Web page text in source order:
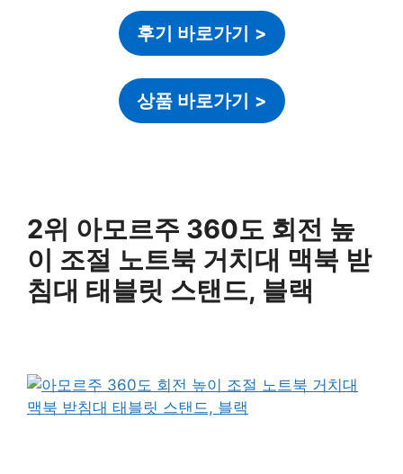
후기 바로가기 >
상품 바로가기 >
2위 아모르주 360도 회전 높
이 조절 노트북 거치대 맥북 받
침대 태블릿 스탠드, 블랙